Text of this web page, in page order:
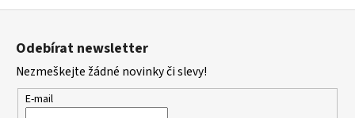
Z
Odebírat newsletter
Nezmeškejte žádné novinky či slevy!
E-mail